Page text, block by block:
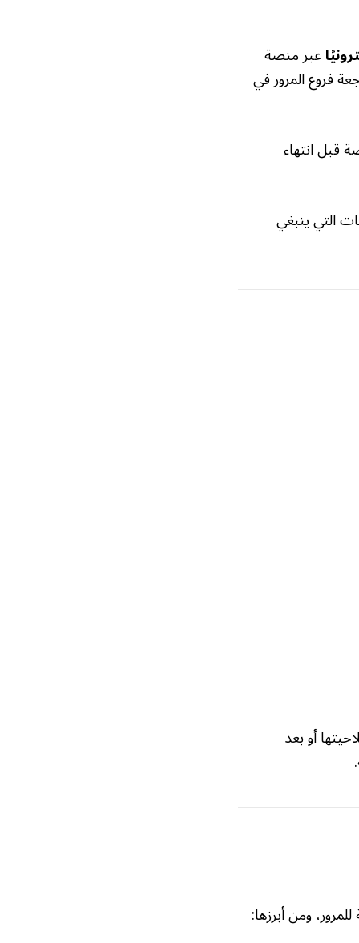
عبر منصة
فروع المرور في
قبل انتهاء
التي ينبغي
أو بعد
ومن أبرزها: